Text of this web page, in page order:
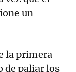
un
la primera
de paliar los